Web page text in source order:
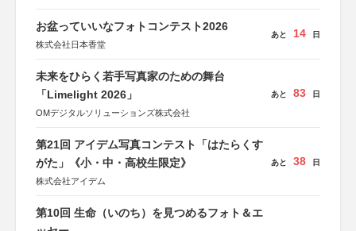
お盆っていいなフォトコンテスト2026
株式会社日本香堂
あと 14 日
未来をひらく若手写真家のための舞台
「Limelight 2026」
OMデジタルソリューションズ株式会社
あと 83 日
第21回 アイデム写真コンテスト「はたらくす
がた」《小・中・高校生限定》
株式会社アイデム
あと 38 日
第10回 生命（いのち）を見つめるフォト＆エ